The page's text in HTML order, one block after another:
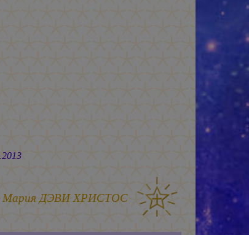
Мария ДЭВИ ХРИСТОС